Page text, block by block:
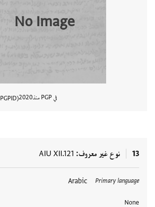
No Image
في PGP منذ 2020
PGPID
13 نوع غير معروف AIU XII.121
Primary language
Arabic
None
العلامات